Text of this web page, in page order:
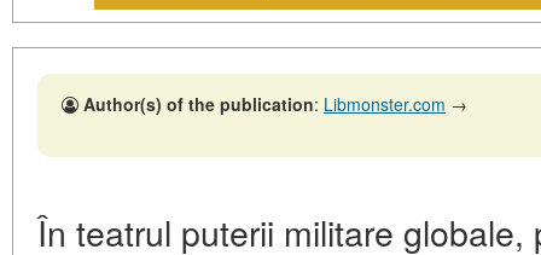
Author(s) of the publication: Libmonster.com →
În teatrul puterii militare